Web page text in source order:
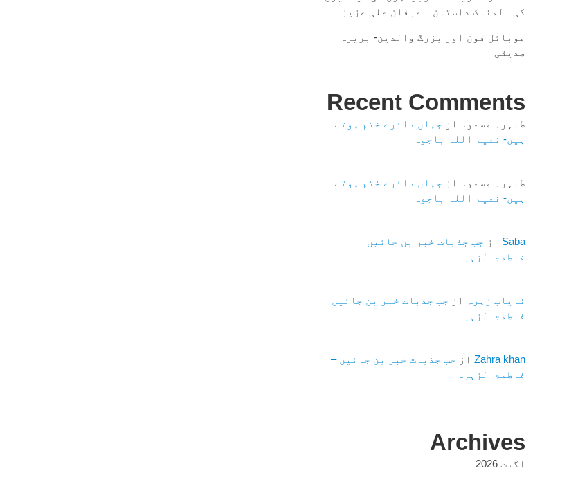
کی المناک داستان – عرفان علی عزیز
موبائل فون اور بزرگ والدین- بریرہ
صدیقی
Recent Comments
طاہرہ مسعود از جہاں دائرے ختم ہوتے
ہیں- نعیم اللہ باجوہ
طاہرہ مسعود از جہاں دائرے ختم ہوتے
ہیں- نعیم اللہ باجوہ
Saba از جب جذبات خبر بن جائیں –
فاطمۃالزہرہ
نایاب زہرہ از جب جذبات خبر بن جائیں –
فاطمۃالزہرہ
Zahra khanاز جب جذبات خبر بن جائیں –
فاطمۃالزہرہ
Archives
اگست 2026